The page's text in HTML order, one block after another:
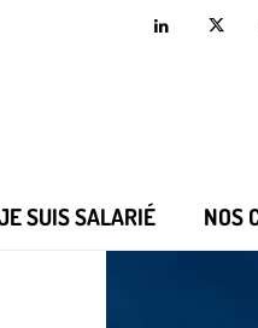
SUIS SALARIÉ NOS